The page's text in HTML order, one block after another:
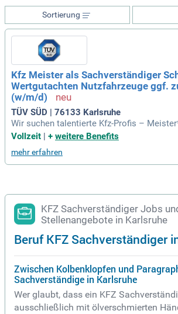
Sortierung
Kfz Meister als Sachverständiger
Wertgutachten Nutzfahrzeuge ggf.
(w/m/d)
TÜV SÜD | 76133 Karlsruhe
Wir suchen talentierte Kfz-Profis –
*innen oder geeignete Fachkräfte mit
sind von Vorteil, während wir uns eine
xible Arbeitsweise wünschen. Bei uns
e Arbeitszeiten, die sich Ihren
n einem wettbewerbsfähigen Gehalt
ktiven Sonderzahlungen und einer
mit vielfältigen Fitness- und
Vollzeit
+ weitere Benefits
mehr erfahren
KFZ Sachverständiger Jobs
Stellenangebote in Karlsruhe
Beruf KFZ Sachverständiger
Zwischen Kolbenklopfen und
Sachverständige in Karlsruhe
Wer glaubt, dass ein KFZ
ausschließlich mit ölverschmierten